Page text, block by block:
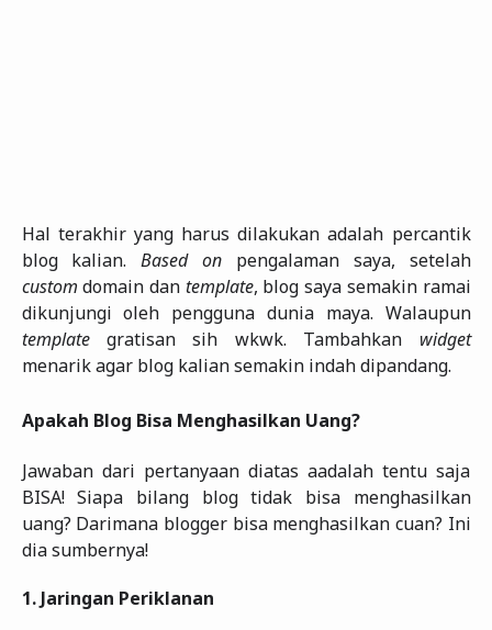
Hal terakhir yang harus dilakukan adalah percantik
blog kalian.Based on pengalaman saya, setelah
custom domain dan template, blog saya semakin ramai
dikunjungi oleh pengguna dunia maya. Walaupun
templategratisan sih wkwk. Tambahkan widget
menarik agar blog kalian semakin indah dipandang.
Apakah Blog Bisa Menghasilkan Uang?
Jawaban dari pertanyaan diatas aadalah tentu saja
BISA! Siapa bilang blog tidak bisa menghasilkan
uang? Darimana blogger bisa menghasilkan cuan? Ini
dia sumbernya!
1. Jaringan Periklanan